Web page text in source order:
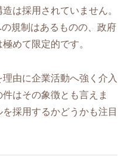
は採用されていません。
規制はあるものの、政府
めて限定的です。
由に企業活動へ強く介入
はその象徴とも言えま
採用するかどうかも注目